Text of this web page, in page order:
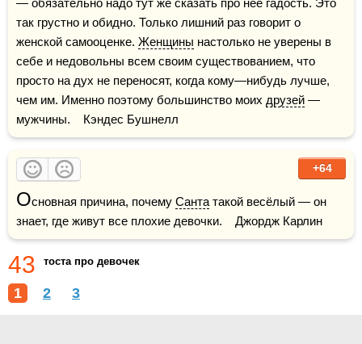
— обязательно надо тут же сказать про нее гадость. Это
так грустно и обидно. Только лишний раз говорит о
женской самооценке. Женщины настолько не уверены в
себе и недовольны всем своим существованием, что
просто на дух не переносят, когда кому—нибудь лучше,
чем им. Именно поэтому большинство моих друзей —
мужчины.    Кэндес Бушнелл
+64
Основная причина, почему Санта такой весёлый — он
знает, где живут все плохие девочки.    Джордж Карлин
43 тоста про девочек
1 2 3